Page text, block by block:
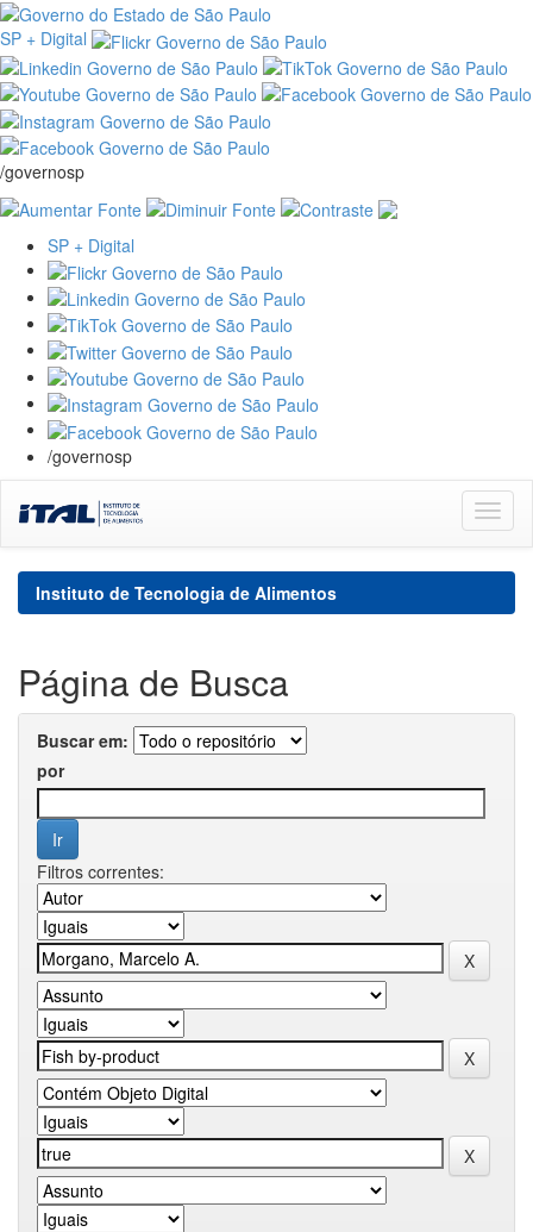
SP + Digital
/governosp
SP + Digital
/governosp
navigation
Instituto de Tecnologia de Alimentos
Página de Busca
Buscar em:
por
Filtros correntes: